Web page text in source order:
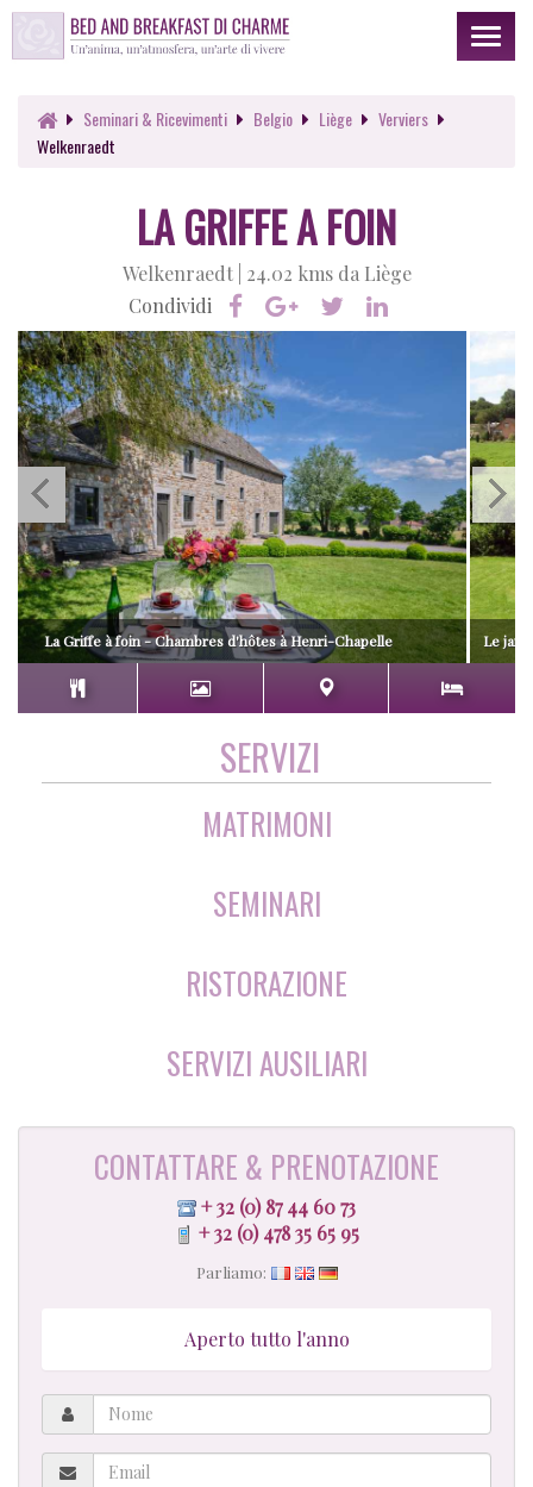
Toggle
Seminari & Ricevimenti Belgio Liège
Verviers
Welkenraedt
LA GRIFFE A FOIN
Welkenraedt | 24.02 kms da Liège
Condividi
La Griffe à foin - Chambres d'hôtes à Henri-Chapelle Le
SERVIZI
MATRIMONI
SEMINARI
RISTORAZIONE
SERVIZI AUSILIARI
CONTATTARE & PRENOTAZIONE
+ 32 (0) 87 44 60 73
+ 32 (0) 478 35 65 95
Parliamo:
Aperto tutto l'anno
Nome
Email